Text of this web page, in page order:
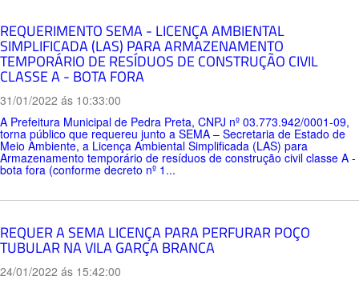
REQUERIMENTO SEMA - LICENÇA AMBIENTAL
SIMPLIFICADA (LAS) PARA ARMAZENAMENTO
TEMPORÁRIO DE RESÍDUOS DE CONSTRUÇÃO CIVIL
CLASSE A - BOTA FORA
31/01/2022 ás 10:33:00
A Prefeitura Municipal de Pedra Preta, CNPJ nº 03.773.942/0001-09,
torna público que requereu junto a SEMA – Secretaria de Estado de
Meio Ambiente, a Licença Ambiental Simplificada (LAS) para
Armazenamento temporário de resíduos de construção civil classe A -
bota fora (conforme decreto nº 1...
REQUER A SEMA LICENÇA PARA PERFURAR POÇO
TUBULAR NA VILA GARÇA BRANCA
24/01/2022 ás 15:42:00